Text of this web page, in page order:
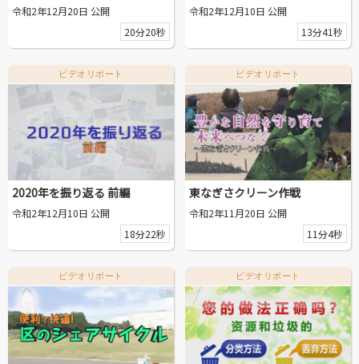
より前 より後
動画を探す
令和2年12月20日 公開
20分20秒
令和2年12月10日 公開
13分41秒
ビデオリポート
2020年を振り返る 前編
令和2年12月10日 公開
18分22秒
ビデオリポート
東なぎさクリーン作戦
令和2年11月20日 公開
11分4秒
ビデオリポート ビデオリポート